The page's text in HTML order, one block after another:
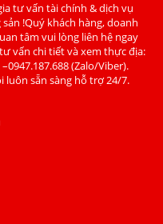
tư vấn tài chính & dịch vụ
!Quý khách hàng, doanh
tâm vui lòng liên hệ ngay
vấn chi tiết và xem thực địa:
(Zalo/Viber).
luôn sẵn sàng hỗ trợ 24/7.